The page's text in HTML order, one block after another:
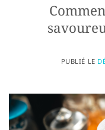
PUBLIÉ LE